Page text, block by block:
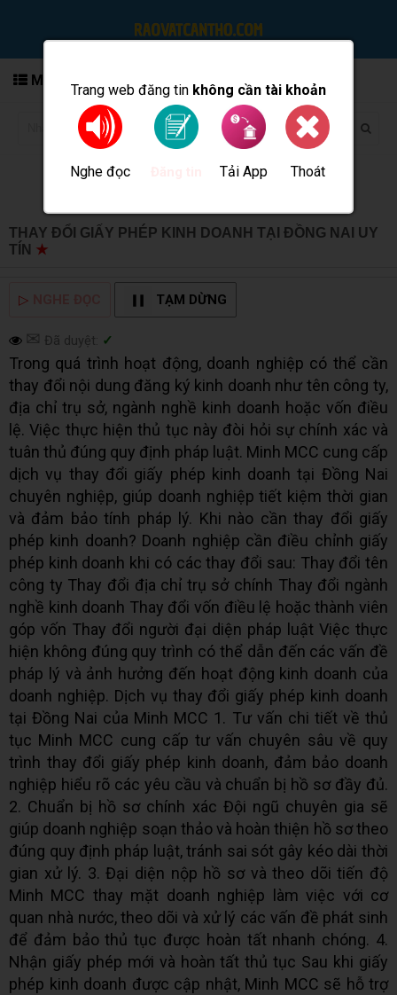
Trang web đăng tin không cần tài khoản
Nghe đọc Tải App Thoát
MENU
THAY ĐỔI GIẤY PHÉP KINH DOANH TẠI ĐỒNG NAI UY
TÍN ★
▷ TẠM DỪNG
✉ Đã duyệt: ✓
Trong quá trình hoạt động, doanh nghiệp có thể cần
thay đổi nội dung đăng ký kinh doanh như tên công ty,
địa chỉ trụ sở, ngành nghề kinh doanh hoặc vốn điều
lệ. Việc thực hiện thủ tục này đòi hỏi sự chính xác và
tuân thủ đúng quy định pháp luật. Minh MCC cung cấp
dịch vụ thay đổi giấy phép kinh doanh tại Đồng Nai
chuyên nghiệp, giúp doanh nghiệp tiết kiệm thời gian
và đảm bảo tính pháp lý. Khi nào cần thay đổi giấy
phép kinh doanh? Doanh nghiệp cần điều chỉnh giấy
phép kinh doanh khi có các thay đổi sau: Thay đổi tên
công ty Thay đổi địa chỉ trụ sở chính Thay đổi ngành
nghề kinh doanh Thay đổi vốn điều lệ hoặc thành viên
góp vốn Thay đổi người đại diện pháp luật Việc thực
hiện không đúng quy trình có thể dẫn đến các vấn đề
pháp lý và ảnh hưởng đến hoạt động kinh doanh của
doanh nghiệp. Dịch vụ thay đổi giấy phép kinh doanh
tại Đồng Nai của Minh MCC 1. Tư vấn chi tiết về thủ
tục Minh MCC cung cấp tư vấn chuyên sâu về quy
trình thay đổi giấy phép kinh doanh, đảm bảo doanh
nghiệp hiểu rõ các yêu cầu và chuẩn bị hồ sơ đầy đủ.
2. Chuẩn bị hồ sơ chính xác Đội ngũ chuyên gia sẽ
giúp doanh nghiệp soạn thảo và hoàn thiện hồ sơ theo
đúng quy định pháp luật, tránh sai sót gây kéo dài thời
gian xử lý. 3. Đại diện nộp hồ sơ và theo dõi tiến độ
Minh MCC thay mặt doanh nghiệp làm việc với cơ
quan nhà nước, theo dõi và xử lý các vấn đề phát sinh
để đảm bảo thủ tục được hoàn tất nhanh chóng. 4.
Nhận giấy phép mới và hoàn tất thủ tục Sau khi giấy
phép kinh doanh được cập nhật, Minh MCC sẽ hỗ trợ